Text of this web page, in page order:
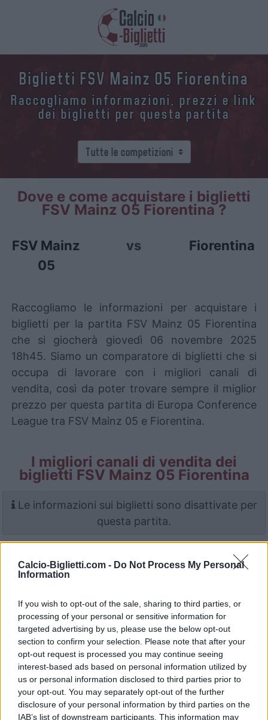
Calcio-Biglietti.com - Do Not Process My Personal
Information
If you wish to opt-out of the sale, sharing to third parties, or
processing of your personal or sensitive information for
targeted advertising by us, please use the below opt-out
section to confirm your selection. Please note that after your
opt-out request is processed you may continue seeing
interest-based ads based on personal information utilized by
us or personal information disclosed to third parties prior to
your opt-out. You may separately opt-out of the further
disclosure of your personal information by third parties on the
IAB’s list of downstream participants. This information may
Biglietti FSV Mainz 05 Fiorentina
Raccogliamo informazioni, prezzi e link
dei biglietti per questa partita
Dove e come acquistare i biglietti
FSV Mainz 05 Fiorentina ?
FSV Mainz
05
vs Fiorentina
Raccogliamo le informazioni per acquistare i
biglietti per la partita FSV Mainz 05 Fiorentina
che si giocherà giovedì 06 novembre 2025
18h45. Siamo un comparatore di biglietti che si
occupa di lavorare con i migliori canali di
vendita, così da poter trovare sempre il miglior
prezzo per questa partita di Europa Conference
League tra FSV Mainz 05 e Fiorentina.
I migliori canali di vendita dei
biglietti FSV Mainz 05 Fiorentina
Le informazioni sui biglietti sono disattivate per
questa partita.
Partite FSV Mainz 05 Fiorentina
Prossime partite FSV Mainz 05
FSV Mainz 05 29/08 Paderborn
Amburgo 06/09 FSV Mainz 05
FSV Mainz 05 12/09
Eintracht
Francoforte